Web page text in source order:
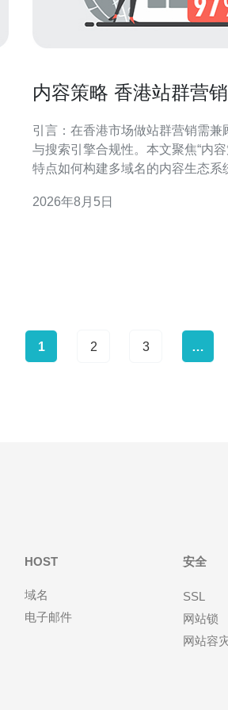
内容策略 香港站群营
引言：在香港市场做站群营销需兼
与搜索引擎合规性。本文聚焦“内
特点如何构建多域名的内容生态系
执行建议，帮助团队在本地搜索中
2026年8月5日
1 2 3 …
HOST
域名
电子邮件
安全
SSL
网站锁
网站容